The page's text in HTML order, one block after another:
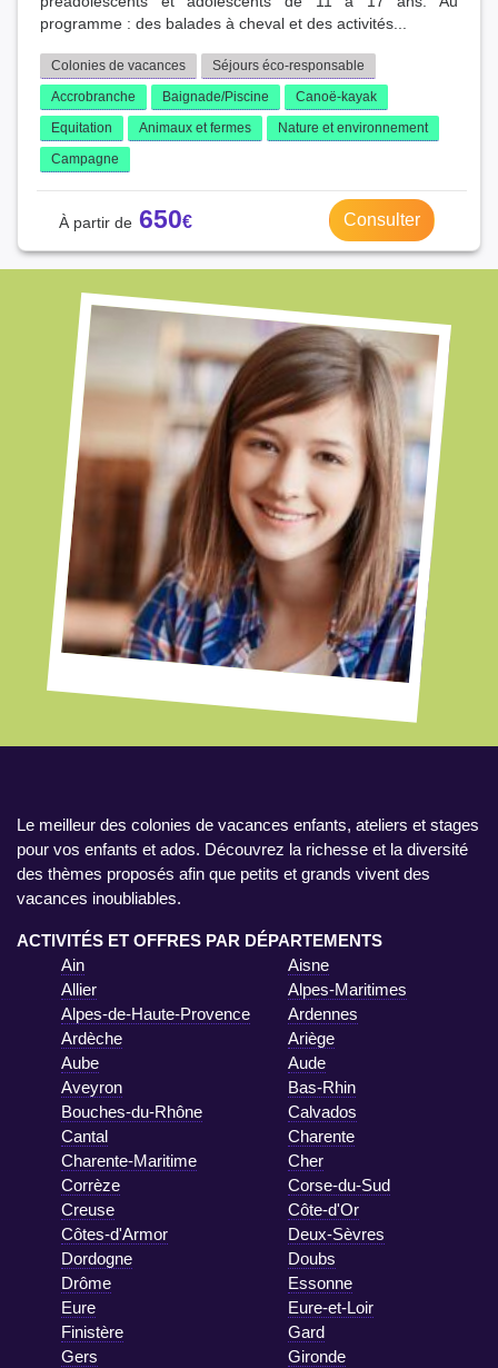
programme : des balades à cheval et des activités...
Colonies de vacances
Séjours éco-responsable
Accrobranche
Baignade/Piscine
Canoë-kayak
Equitation
Animaux et fermes
Nature et environnement
Campagne
650 Consulter
Le meilleur des colonies de vacances enfants, ateliers et stages
pour vos enfants et ados. Découvrez la richesse et la diversité
des thèmes proposés afin que petits et grands vivent des
vacances inoubliables.
ACTIVITÉS ET OFFRES PAR DÉPARTEMENTS
Ain
Aisne
Allier
Alpes-Maritimes
Alpes-de-Haute-Provence
Ardennes
Ardèche
Ariège
Aube
Aude
Aveyron
Bas-Rhin
Bouches-du-Rhône
Calvados
Cantal
Charente
Charente-Maritime
Cher
Corrèze
Corse-du-Sud
Creuse
Côte-d'Or
Côtes-d'Armor
Deux-Sèvres
Dordogne
Doubs
Drôme
Essonne
Eure
Eure-et-Loir
Finistère
Gard
Gers
Gironde